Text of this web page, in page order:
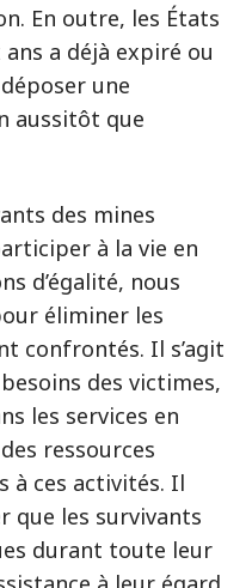
En outre, les États
a déjà expiré ou
une
aussitôt que
des mines
à la vie en
d’égalité, nous
éliminer les
confrontés. Il s’agit
des victimes,
les services en
ressources
à ces activités. Il
que les survivants
durant toute leur